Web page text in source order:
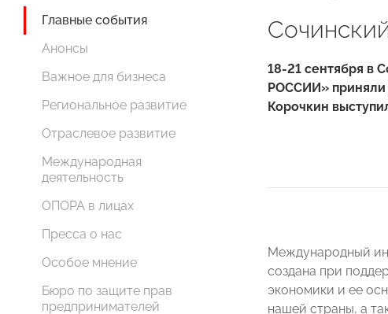
Главные события
Анонсы
Важное для бизнеса
Региональное развитие
Отраслевое развитие
Международная
деятельность
ОПОРА в лицах
Пресса о нас
Особое мнение
Бюро по защите прав
предпринимателей
18-21 сентября в
РОССИИ» приняли
Корочкин
Международный
создана при
экономики и ее
нашей страны, а